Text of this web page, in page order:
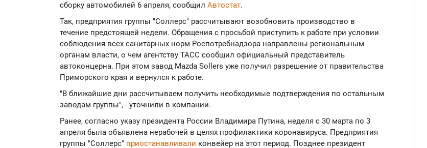
сборку автомобилей 6 апреля, сообщил Автостат.
Так, предприятия группы "Соллерс" рассчитывают возобновить производство в
течение предстоящей недели. Обращения с просьбой приступить к работе при условии
соблюдения всех санитарных норм Роспотребнадзора направлены региональным
органам власти, о чем агентству ТАСС сообщил официальный представитель
автоконцерна. При этом завод Mazda Sollers уже получил разрешение от правительства
Приморского края и вернулся к работе.
"В ближайшие дни рассчитываем получить необходимые подтверждения по остальным
заводам группы", - уточнили в компании.
Ранее, согласно указу президента России Владимира Путина, неделя с 30 марта по 3
апреля была объявлена нерабочей в целях профилактики коронавируса. Предприятия
группы "Соллерс" приостанавливали конвейер на этот период. Позднее президент